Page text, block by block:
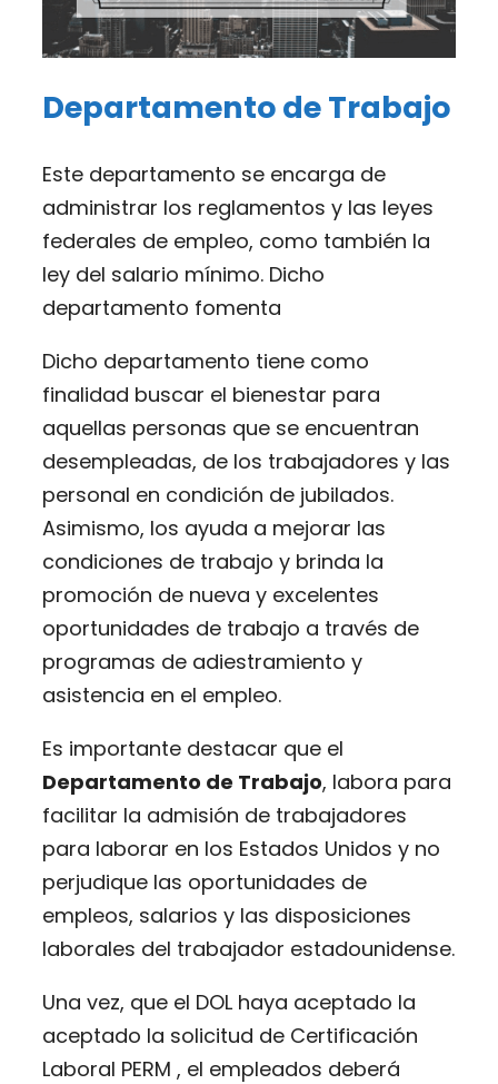
Departamento de Trabajo
Este departamento se encarga de
administrar los reglamentos y las leyes
federales de empleo, como también la
ley del salario mínimo. Dicho
departamento fomenta
Dicho departamento tiene como
finalidad buscar el bienestar para
aquellas personas que se encuentran
desempleadas, de los trabajadores y las
personal en condición de jubilados.
Asimismo, los ayuda a mejorar las
condiciones de trabajo y brinda la
promoción de nueva y excelentes
oportunidades de trabajo a través de
programas de adiestramiento y
asistencia en el empleo.
Es importante destacar que el
Departamento de Trabajo, labora para
facilitar la admisión de trabajadores
para laborar en los Estados Unidos y no
perjudique las oportunidades de
empleos, salarios y las disposiciones
laborales del trabajador estadounidense.
Una vez, que el DOL haya aceptado la
aceptado la solicitud de Certificación
Laboral PERM , el empleados deberá